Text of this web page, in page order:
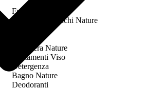
Fragranze Nature
Viso/Labbra/Occhi Nature
Maschera Nature
Trattamenti Viso
Detergenza
Bagno Nature
Deodoranti